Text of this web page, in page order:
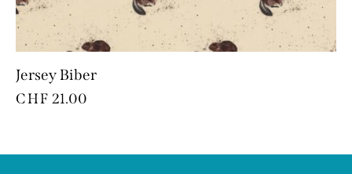
Jersey Biber
CHF 21.00